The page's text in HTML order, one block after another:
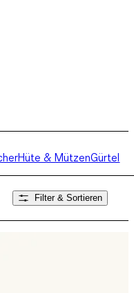
Hüte & MützenGürtel
Filter & Sortieren